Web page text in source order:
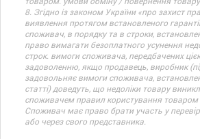
8. Згідно із законом України «про захист
виявлення протягом встановленого
споживач, в порядку та в строки,
право вимагати безоплатного усунення
строк. вимоги споживача, передбачених
задоволенню, якщо продавець, виробник
задовольняє вимоги споживача,
статті) доведуть, що недоліки товару
споживачем правил користування товаром
Споживач має право брати участь у
або через свого представника.